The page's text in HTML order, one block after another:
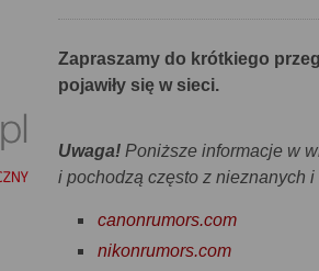
Zapraszamy do krótkiego
pojawiły się w sieci.
Uwaga! Poniższe informacje w
i pochodzą często z nieznanych
canonrumors.com
nikonrumors.com